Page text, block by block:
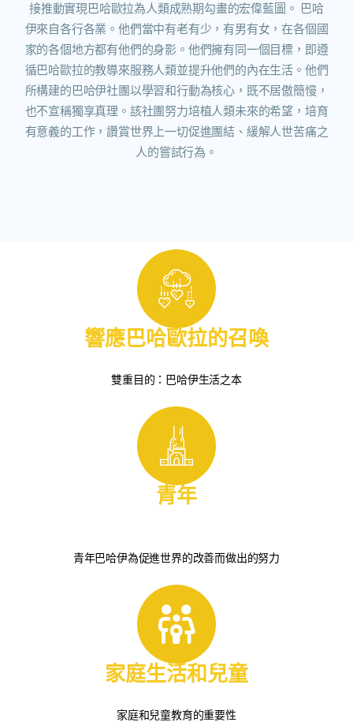
接推動實現巴哈歐拉為人類成熟期勾畫的宏偉藍圖。 巴哈
伊來自各行各業。他們當中有老有少，有男有女，在各個國
家的各個地方都有他們的身影。他們擁有同一個目標，即遵
循巴哈歐拉的教導來服務人類並提升他們的內在生活。他們
所構建的巴哈伊社團以學習和行動為核心，既不居傲簡慢，
也不宣稱獨享真理。該社團努力培植人類未來的希望，培育
有意義的工作，讚賞世界上一切促進團結、緩解人世苦痛之
人的嘗試行為。
響應巴哈歐拉的召喚
雙重目的：巴哈伊生活之本
青年
青年巴哈伊為促進世界的改善而做出的努力
家庭生活和兒童
家庭和兒童教育的重要性